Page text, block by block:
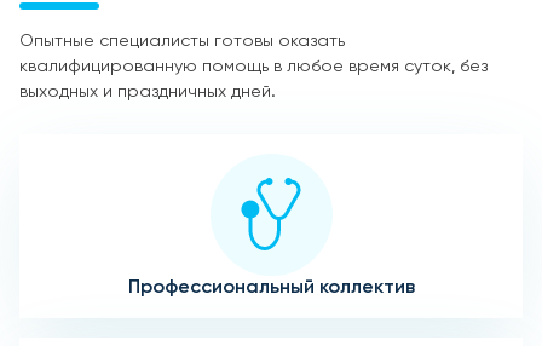
Опытные специалисты готовы оказать
квалифицированную помощь в любое время суток, без
выходных и праздничных дней.
Профессиональный коллектив